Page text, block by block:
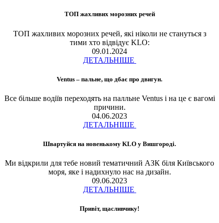
ТОП жахливих морозних речей
ТОП жахливих морозних речей, які ніколи не стануться з
тими хто відвідує KLO:
09.01.2024
ДЕТАЛЬНІШЕ
Ventus – пальне, що дбає про двигун.
Все більше водіїв переходять на палльне Ventus і на це є вагомі
причини.
04.06.2023
ДЕТАЛЬНІШЕ
Швартуйся на новенькому KLO у Вишгороді.
Ми відкрили для тебе новий тематичний АЗК біля Київського
моря, яке і надихнуло нас на дизайн.
09.06.2023
ДЕТАЛЬНІШЕ
Привіт, щасливчику!